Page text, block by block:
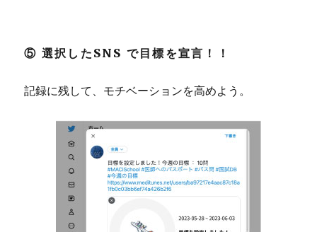
⑤ 選択したSNS で目標を宣言！！
記録に残して、モチベーションを高めよう。